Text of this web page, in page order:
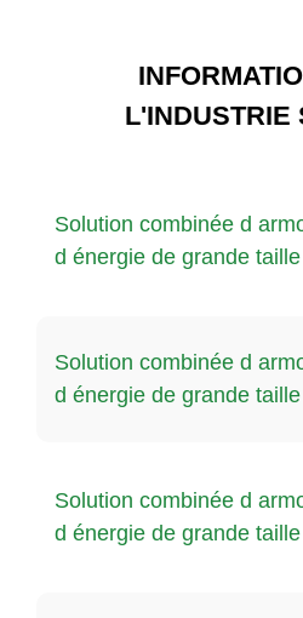
L'INDUSTRIE
Solution combinée d
d énergie de grande
Solution combinée d
d énergie de grande
Solution combinée d
d énergie de grande